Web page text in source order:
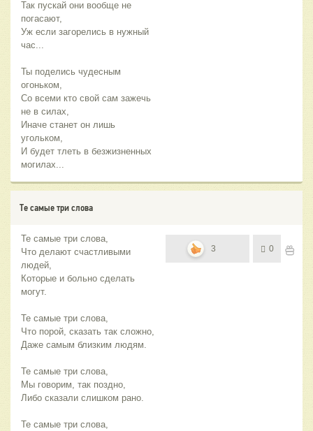
Так пускай они вообще не
погасают,
Уж если загорелись в нужный
час...
Ты поделись чудесным
огоньком,
Со всеми кто свой сам зажечь
не в силах,
Иначе станет он лишь
угольком,
И будет тлеть в безжизненных
могилах...
Те самые три слова
Те самые три слова,
Что делают счастливыми
людей,
Которые и больно сделать
могут.
Те самые три слова,
Что порой, сказать так сложно,
Даже самым близким людям.
Те самые три слова,
Мы говорим, так поздно,
Либо сказали слишком рано.
Те самые три слова,
3 0